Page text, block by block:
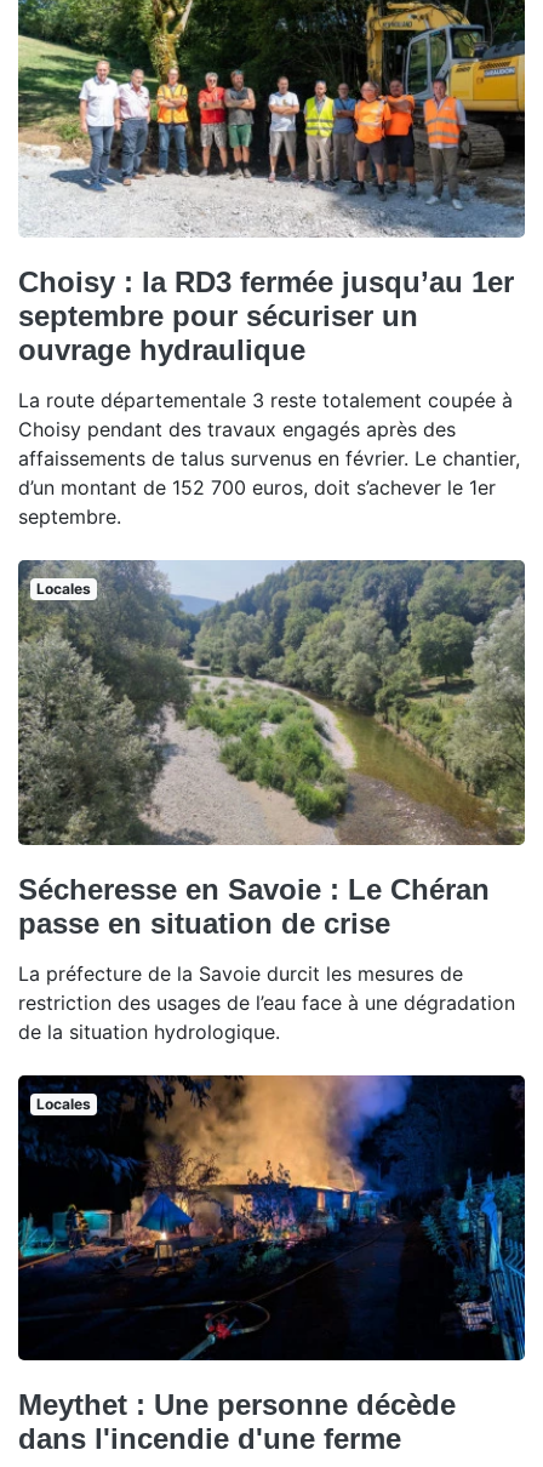
Choisy : la RD3 fermée jusqu’au 1er
septembre pour sécuriser un
ouvrage hydraulique
La route départementale 3 reste totalement coupée à
Choisy pendant des travaux engagés après des
affaissements de talus survenus en février. Le chantier,
d’un montant de 152 700 euros, doit s’achever le 1er
septembre.
Locales
Sécheresse en Savoie : Le Chéran
passe en situation de crise
La préfecture de la Savoie durcit les mesures de
restriction des usages de l’eau face à une dégradation
de la situation hydrologique.
Locales
Meythet : Une personne décède
dans l'incendie d'une ferme